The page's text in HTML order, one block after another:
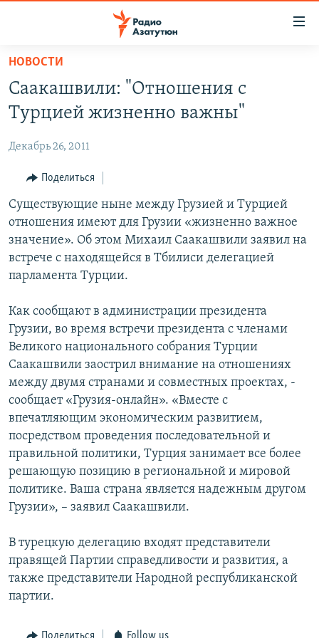
Перейти
основному
содержанию
Перейти
навигации
Перейти
поиску
ПОЛИТИКА
ОБЩЕСТВО
ЭКОНОМИКА
РЕГИОН
НАГОРНЫЙ КАРАБАХ
КУЛЬТУРА
СПОРТ
АРХИВ
Հայերեն
English
Русский
Все сайты Радио Азатутюн
НОВОСТИ
Саакашвили: "Отношения с
Турцией жизненно важны"
Декабрь 26, 2011
Поделиться
Существующие ныне между Грузией и Турцией
отношения имеют для Грузии «жизненно важное
значение». Об этом Михаил Саакашвили заявил на
встрече с находящейся в Тбилиси делегацией
парламента Турции.
Как сообщают в администрации президента
Грузии, во время встречи президента с членами
Великого национального собрания Турции
Саакашвили заострил внимание на отношениях
между двумя странами и совместных проектах, -
сообщает «Грузия-онлайн». «Вместе с
впечатляющим экономическим развитием,
посредством проведения последовательной и
правильной политики, Турция занимает все более
решающую позицию в региональной и мировой
политике. Ваша страна является надежным другом
Грузии», – заявил Саакашвили.
В турецкую делегацию входят представители
правящей Партии справедливости и развития, а
также представители Народной республиканской
партии.